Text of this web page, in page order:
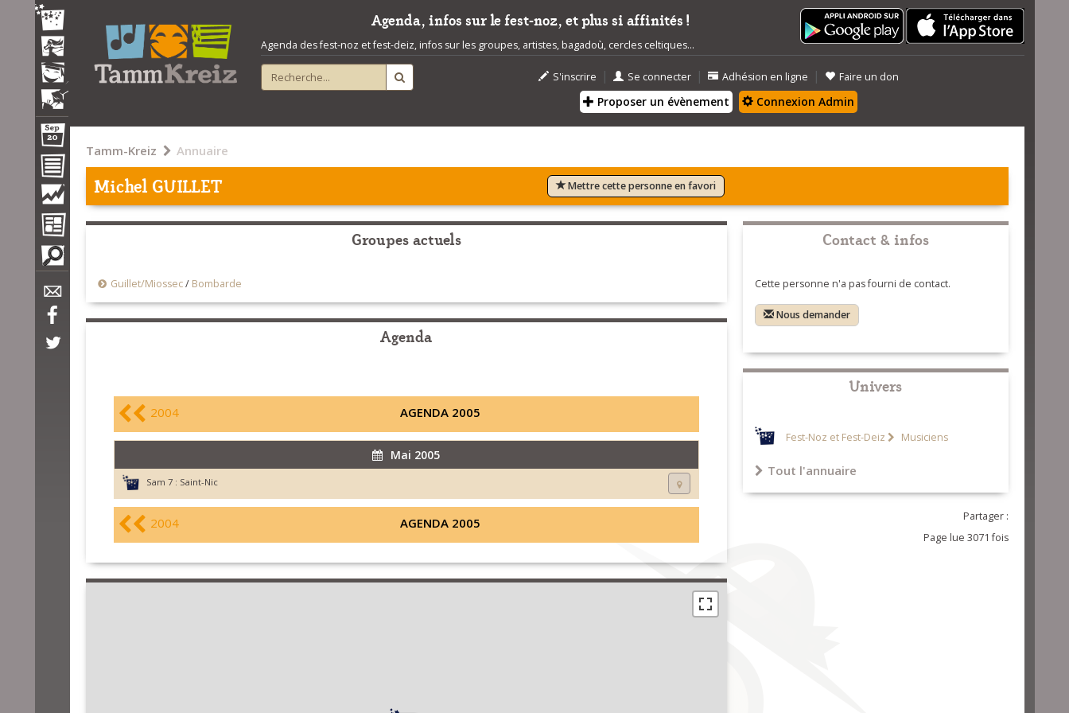
Agenda, infos sur le fest-noz, et plus si affinités !
Agenda des fest-noz et fest-deiz, infos sur les groupes, artistes, bagadoù, cercles celtiques...
S'inscrire | Se connecter | Adhésion en ligne | Faire un don
Proposer un évènement Connexion Admin
Tamm-Kreiz Annuaire
Michel GUILLET Mettre cette personne en favori
Groupes actuels
Guillet/Miossec/ Bombarde
Agenda
2004 AGENDA 2005
Mai 2005
Sam 7 : Saint-Nic
2004 AGENDA 2005
Contact & infos
Cette personne n'a pas fourni de contact.
Nous demander
Univers
Fest-Noz et Fest-Deiz Musiciens
Tout l'annuaire
Partager :
Page lue 3071 fois